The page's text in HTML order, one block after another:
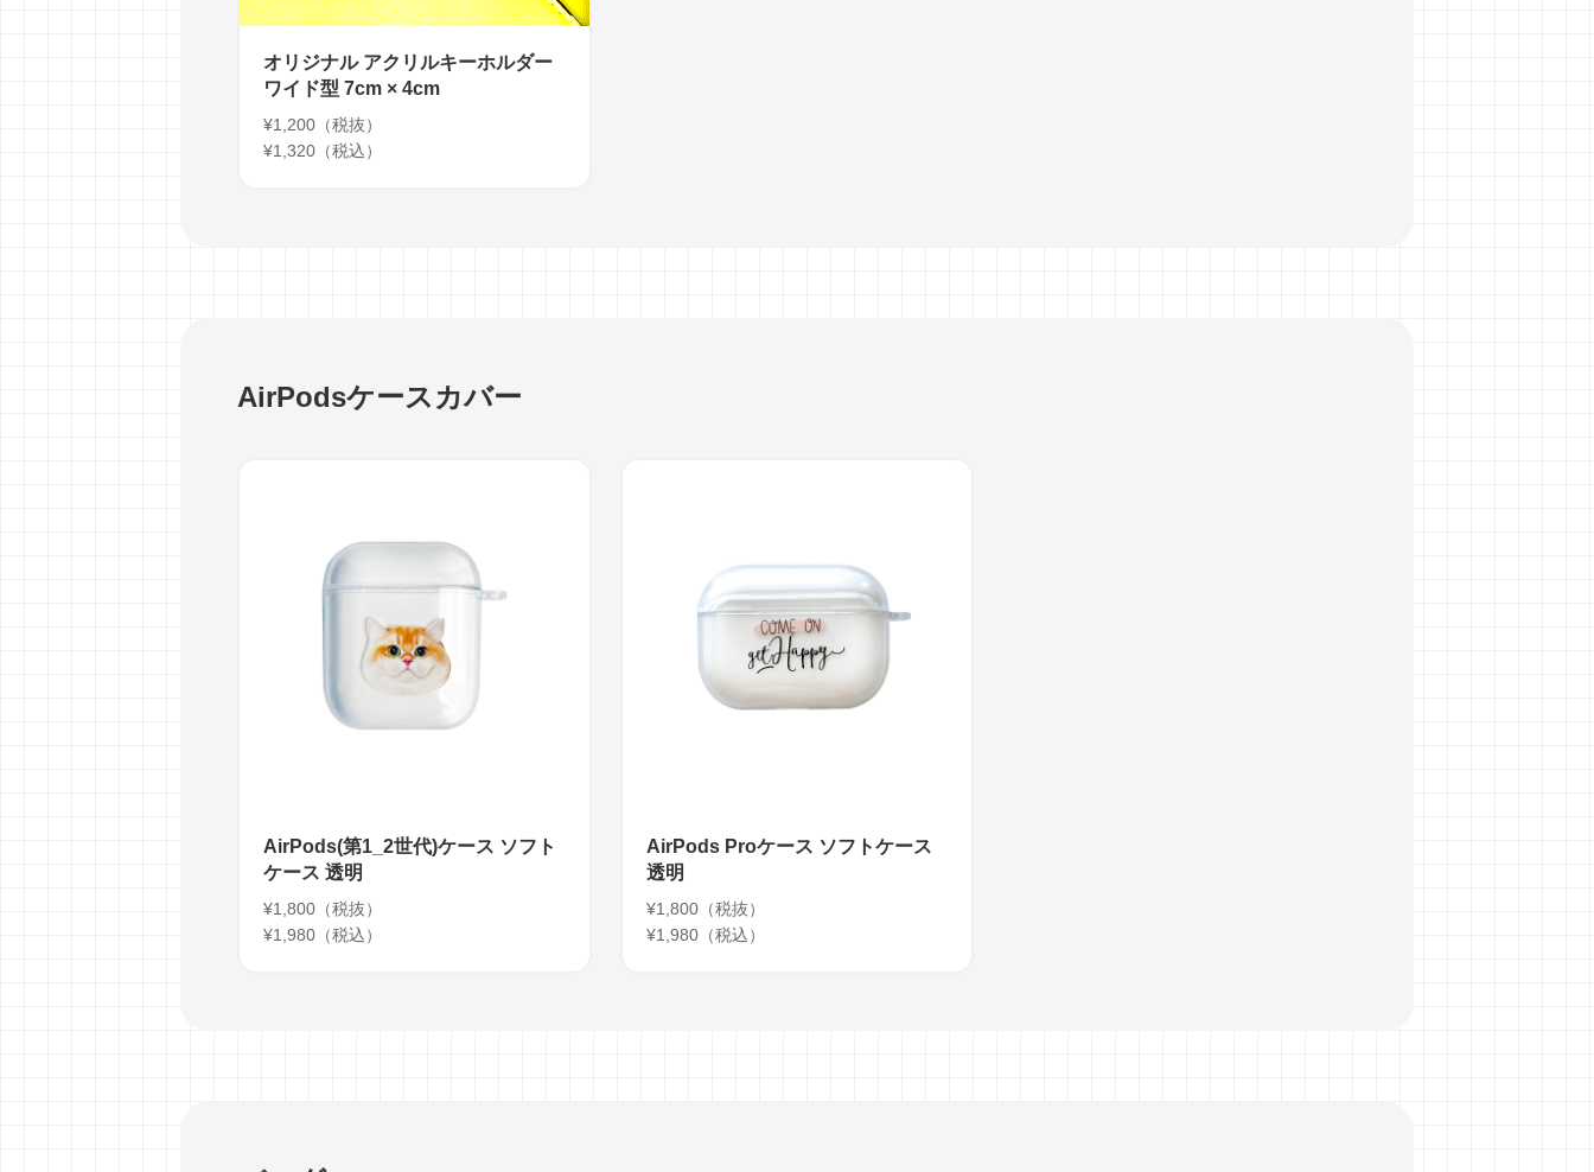
オリジナル アクリルキーホルダー
ワイド型 7cm × 4cm
¥1,200（税抜）
¥1,320（税込）
AirPodsケースカバー
AirPods(第1_2世代)ケース ソフト
ケース 透明
¥1,800（税抜）
¥1,980（税込）
AirPods Proケース ソフトケース
透明
¥1,800（税抜）
¥1,980（税込）